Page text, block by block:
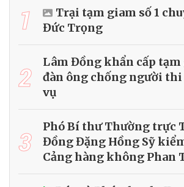
1
Trại tạm giam số 1
Đức Trọng
2
Lâm Đồng khẩn cấp
đàn ông chống người
vụ
3
Phó Bí thư Thường trực
Đồng Đặng Hồng Sỹ
Cảng hàng không Phan